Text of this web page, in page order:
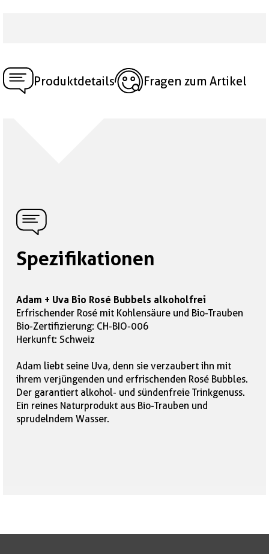
Produktdetails Fragen zum Artikel
Spezifikationen
Adam + Uva Bio Rosé Bubbels alkoholfrei
Erfrischender Rosé mit Kohlensäure und Bio-Trauben
Bio-Zertifizierung: CH-BIO-006
Herkunft: Schweiz
Adam liebt seine Uva, denn sie verzaubert ihn mit
ihrem verjüngenden und erfrischenden Rosé Bubbles.
Der garantiert alkohol- und sündenfreie Trinkgenuss.
Ein reines Naturprodukt aus Bio-Trauben und
sprudelndem Wasser.